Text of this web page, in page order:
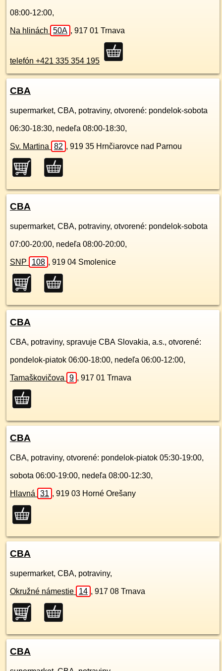
08:00-12:00,
Na hlinách 50A , 917 01 Trnava
telefón +421 335 354 195
CBA
supermarket, CBA, potraviny, otvorené: pondelok-sobota
06:30-18:30, nedeľa 08:00-18:30,
Sv. Martina 82 , 919 35 Hrnčiarovce nad Parnou
CBA
supermarket, CBA, potraviny, otvorené: pondelok-sobota
07:00-20:00, nedeľa 08:00-20:00,
SNP 108 , 919 04 Smolenice
CBA
CBA, potraviny, spravuje CBA Slovakia, a.s., otvorené:
pondelok-piatok 06:00-18:00, nedeľa 06:00-12:00,
Tamaškovičova 9 , 917 01 Trnava
CBA
CBA, potraviny, otvorené: pondelok-piatok 05:30-19:00,
sobota 06:00-19:00, nedeľa 08:00-12:30,
Hlavná 31 , 919 03 Horné Orešany
CBA
supermarket, CBA, potraviny,
Okružné námestie 14 , 917 08 Trnava
CBA